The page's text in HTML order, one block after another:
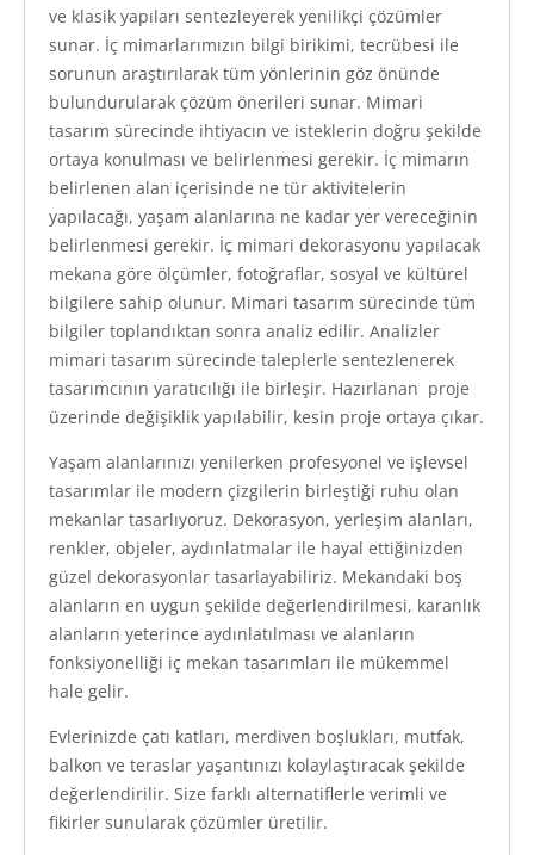
ve klasik yapıları sentezleyerek yenilikçi çözümler
sunar. İç mimarlarımızın bilgi birikimi, tecrübesi ile
sorunun araştırılarak tüm yönlerinin göz önünde
bulundurularak çözüm önerileri sunar. Mimari
tasarım sürecinde ihtiyacın ve isteklerin doğru şekilde
ortaya konulması ve belirlenmesi gerekir. İç mimarın
belirlenen alan içerisinde ne tür aktivitelerin
yapılacağı, yaşam alanlarına ne kadar yer vereceğinin
belirlenmesi gerekir. İç mimari dekorasyonu yapılacak
mekana göre ölçümler, fotoğraflar, sosyal ve kültürel
bilgilere sahip olunur. Mimari tasarım sürecinde tüm
bilgiler toplandıktan sonra analiz edilir. Analizler
mimari tasarım sürecinde taleplerle sentezlenerek
tasarımcının yaratıcılığı ile birleşir. Hazırlanan proje
üzerinde değişiklik yapılabilir, kesin proje ortaya çıkar.
Yaşam alanlarınızı yenilerken profesyonel ve işlevsel
tasarımlar ile modern çizgilerin birleştiği ruhu olan
mekanlar tasarlıyoruz. Dekorasyon, yerleşim alanları,
renkler, objeler, aydınlatmalar ile hayal ettiğinizden
güzel dekorasyonlar tasarlayabiliriz. Mekandaki boş
alanların en uygun şekilde değerlendirilmesi, karanlık
alanların yeterince aydınlatılması ve alanların
fonksiyonelliği iç mekan tasarımları ile mükemmel
hale gelir.
Evlerinizde çatı katları, merdiven boşlukları, mutfak,
balkon ve teraslar yaşantınızı kolaylaştıracak şekilde
değerlendirilir. Size farklı alternatiflerle verimli ve
fikirler sunularak çözümler üretilir.